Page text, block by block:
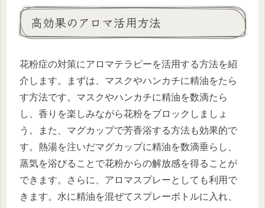
高効果のアロマ活用方法
花粉症の対策にアロマテラピーを活用する方法を紹
介します。まずは、マスクやハンカチに精油をたら
す方法です。マスクやハンカチに精油を数滴たら
し、香りを楽しみながら花粉をブロックしましょ
う。また、マグカップで芳香浴する方法も効果的で
す。熱湯を注いだマグカップに精油を数滴垂らし、
蒸気を浴びることで花粉からの解放感を得ることが
できます。さらに、アロマスプレーとしても利用で
きます。水に精油を混ぜてスプレーボトルに入れ、